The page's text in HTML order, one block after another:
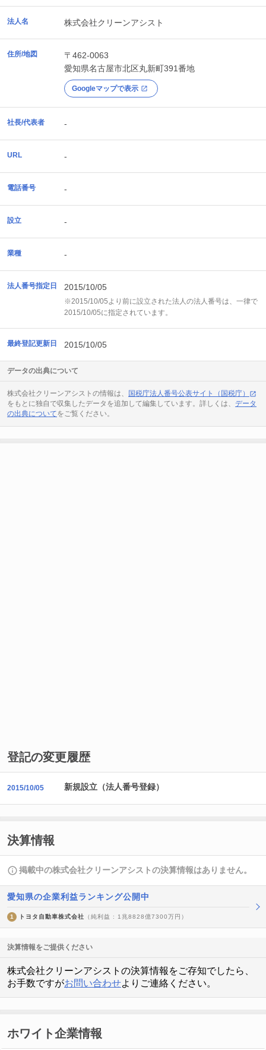
法人名 株式会社クリーンアシスト
住所/地図
〒462-0063
愛知県名古屋市北区丸新町391番地
Googleマップで表示
社長/代表者 -
URL -
電話番号 -
設立 -
業種 -
法人番号指定日 2015/10/05
※2015/10/05より前に設立された法人の法人番号は、一律で
2015/10/05に指定されています。
最終登記更新日 2015/10/05
データの出典について
株式会社クリーンアシストの情報は、
国税庁法人番号公表サイト（国税庁）
をもとに独自で収集したデータを追加して編集しています。詳しくは、 データ
の出典についてをご覧ください。
登記の変更履歴
2015/10/05 新規設立（法人番号登録）
決算情報
掲載中の株式会社クリーンアシストの決算情報はありません。
愛知県の企業利益ランキング公開中
1 トヨタ自動車株式会社 （純利益 : 1兆8828億7300万円）
決算情報をご提供ください
株式会社クリーンアシストの決算情報をご存知でしたら、
お手数ですがお問い合わせよりご連絡ください。
ホワイト企業情報